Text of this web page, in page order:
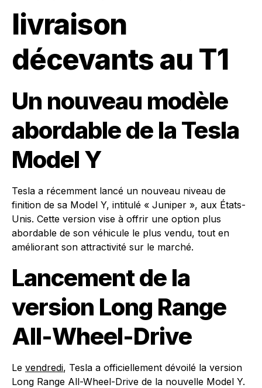
livraison
décevants au T1
Un nouveau modèle
abordable de la Tesla
Model Y
Tesla a récemment lancé un nouveau niveau de
finition de sa Model Y, intitulé « Juniper », aux États-
Unis. Cette version vise à offrir une option plus
abordable de son véhicule le plus vendu, tout en
améliorant son attractivité sur le marché.
Lancement de la
version Long Range
All-Wheel-Drive
Le vendredi, Tesla a officiellement dévoilé la version
Long Range All-Wheel-Drive de la nouvelle Model Y.